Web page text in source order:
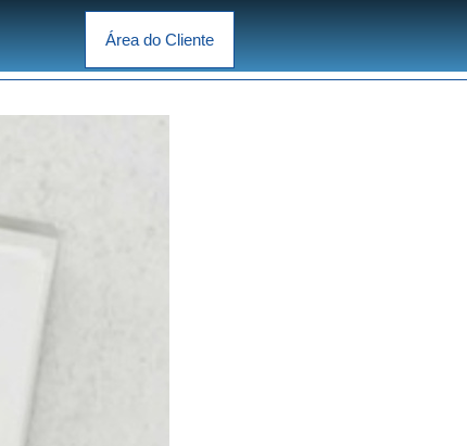
Área do Cliente